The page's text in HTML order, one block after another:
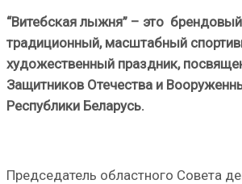
“Витебская лыжня” – это
традиционный, масштабный
художественный праздник,
Защитников Отечества и
Республики Беларусь.
Председатель областного Совета